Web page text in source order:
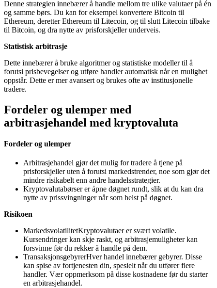
Denne strategien innebærer å handle mellom tre ulike valutaer på én
og samme børs. Du kan for eksempel konvertere Bitcoin til
Ethereum, deretter Ethereum til Litecoin, og til slutt Litecoin tilbake
til Bitcoin, og dra nytte av prisforskjeller underveis.
Statistisk arbitrasje
Dette innebærer å bruke algoritmer og statistiske modeller til å
forutsi prisbevegelser og utføre handler automatisk når en mulighet
oppstår. Dette er mer avansert og brukes ofte av institusjonelle
tradere.
Fordeler og ulemper med
arbitrasjehandel med kryptovaluta
Fordeler og ulemper
Arbitrasjehandel gjør det mulig for tradere å tjene på
prisforskjeller uten å forutsi markedstrender, noe som gjør det
mindre risikabelt enn andre handelsstrategier.
Kryptovalutabørser er åpne døgnet rundt, slik at du kan dra
nytte av prissvingninger når som helst på døgnet.
Risikoen
MarkedsvolatilitetKryptovalutaer er svært volatile.
Kursendringer kan skje raskt, og arbitrasjemuligheter kan
forsvinne før du rekker å handle på dem.
TransaksjonsgebyrerHver handel innebærer gebyrer. Disse
kan spise av fortjenesten din, spesielt når du utfører flere
handler. Vær oppmerksom på disse kostnadene før du starter
en arbitrasjehandel.